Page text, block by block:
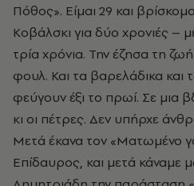
Πόθος». Είµαι 29 και
Κοβάλσκι για δύο χρονιές –
τρία χρόνια. Την έζησα τη
φουλ. Και τα βαρελάδικα και
φεύγουν έξι το πρωί. Σε µια
κι οι πέτρες. Δεν υπήρχε
Μετά έκανα τον «Ματωµένο
Επίδαυρος, και µετά κάναµε